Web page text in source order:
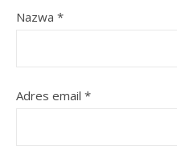
Nazwa *
Adres email *